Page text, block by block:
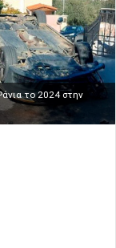
το 2024 στην